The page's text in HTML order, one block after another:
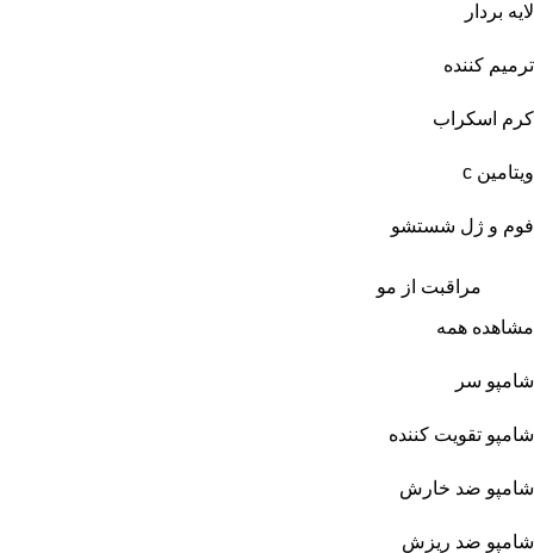
لایه بردار
ترمیم کننده
کرم اسکراب
ویتامین c
فوم و ژل شستشو
مراقبت از مو
مشاهده همه
شامپو سر
شامپو تقویت کننده
شامپو ضد خارش
شامپو ضد ریزش